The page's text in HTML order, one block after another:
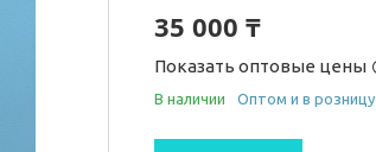
35 000 ₸
Показать оптовые цены
В наличии Оптом и в розницу